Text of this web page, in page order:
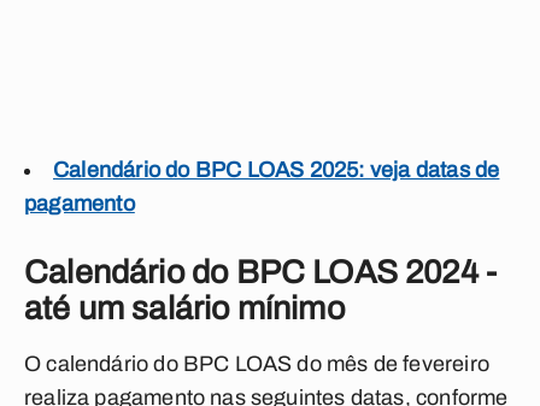
Calendário do BPC LOAS 2025: veja datas de
pagamento
Calendário do BPC LOAS 2024 -
até um salário mínimo
O calendário do BPC LOAS do mês de fevereiro
realiza pagamento nas seguintes datas, conforme